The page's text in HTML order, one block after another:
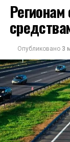
Регионам
Опубликовано 3